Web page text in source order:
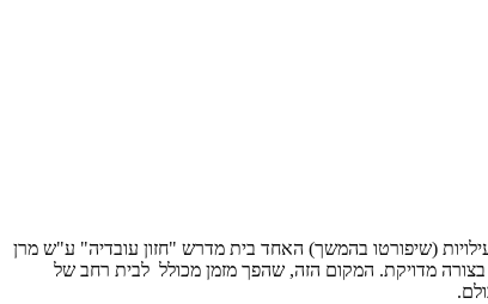
(שיפורטו בהמשך) האחד בית מדרש "חזון עובדיה" ע"ש מרן
מדויקת. המקום הזה, שהפך מזמן מכולל לבית רחב של